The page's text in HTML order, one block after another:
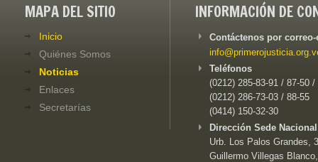
MAPA DEL SITIO
Inicio
Quiénes Somos
Noticias
Enlaces
Secretarías
INFORMACIÓN DE
Contáctenos por
Teléfonos
(0212) 285-83-91 / 87-50 /
(0212) 286-73-03 / 88-55
(0414) 150-32-30
Dirección Sede
Urb. Los Palos Grandes,
Guillermo Villegas